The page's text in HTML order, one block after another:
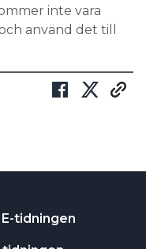
och köldmedierör
Peter Falk delar
inte vara
använd det till
E-tidningen